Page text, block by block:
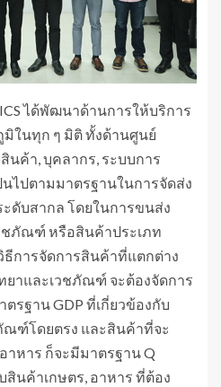
ได้พัฒนาด้านการให้บริการ
นทุก ๆ มิติ ทั้งด้านศูนย์
นค้า, บุคลากร, ระบบการ
นไปตามมาตรฐานในการจัดส่ง
บสากล โดยในการขนส่ง
ชภัณฑ์ หรือสินค้าประเภท
การจัดการสินค้าที่แตกต่าง
ยาและเวชภัณฑ์ จะต้องจัดการ
รฐาน GDP ที่เกี่ยวข้องกับ
ณฑ์โดยตรง และสินค้าที่จะ
าหาร ก็จะมีมาตรฐาน Q
สินค้าเกษตร, อาหาร ที่ต้อง